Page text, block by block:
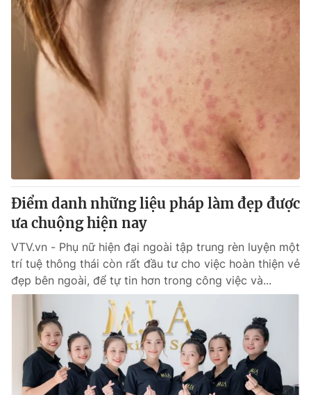
Điểm danh những liệu pháp làm đẹp được
ưa chuộng hiện nay
VTV.vn - Phụ nữ hiện đại ngoài tập trung rèn luyện một
trí tuệ thông thái còn rất đầu tư cho việc hoàn thiện vẻ
đẹp bên ngoài, để tự tin hơn trong công việc và...